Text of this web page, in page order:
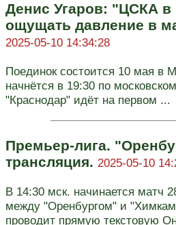
Денис Угаров: "ЦСКА в
ощущать давление в
2025-05-10 14:34:28
Поединок состоится 10 мая в
начнётся в 19:30 по
"Краснодар" идёт на первом ...
Премьер-лига.
трансляция. 2025-05-10
В 14:30 мск. начинается матч
между "Оренбургом" и
проводит прямую текстовую